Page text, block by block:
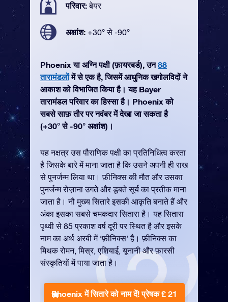
परिवार:बेयर
अक्षांश: +30° से -90°
Phoenix या अग्नि पक्षी (फ़ायरबर्ड), उन88
तारामंडलोंमें से एक है, जिसमें आधुनिक खगोलविदों ने
आकाश को विभाजित किया है। यह Bayer
तारामंडल परिवार का हिस्सा है। Phoenix को
सबसे साफ़ तौर पर नवंबर में देखा जा सकता है
(+30° से -90° अक्षांश)।
यह नक्षत्र उस पौराणिक पक्षी का प्रतिनिधित्व करता
है जिसके बारे में माना जाता है कि उसने अपनी ही राख
से पुनर्जन्म लिया था। फ़ीनिक्स की मौत और उसका
पुनर्जन्म रोज़ाना उगते और डूबते सूर्य का प्रतीक माना
जाता है। नौ मुख्य सितारे इसकी आकृति बनाते हैं और
अंका इसका सबसे चमकदार सितारा है। यह सितारा
पृथ्वी से 85 प्रकाश वर्ष दूरी पर स्थित है और इसके
नाम का अर्थ अरबी में ‘फ़ीनिक्स’ है। फ़ीनिक्स का
मिथक रोमन, मिस्र, एशियाई, यूनानी और फ़ारसी
संस्कृतियों में पाया जाता है।
Phoenix में सितारे को नाम दें!प्रेषक £ 21